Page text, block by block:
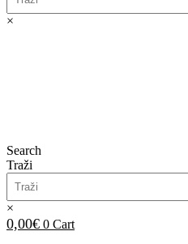
×
Search
Traži
×
0,00€ 0 Cart